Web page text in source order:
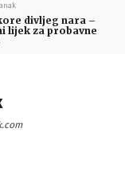
divljeg nara –
lijek za probavne